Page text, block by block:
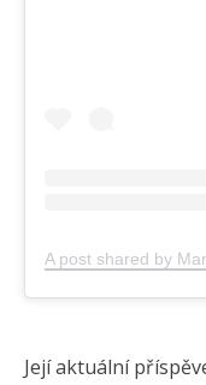
Její aktuální